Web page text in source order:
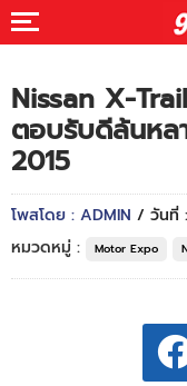
Nissan X-
ตอบรับดีล้นหล
2015
โพสโดย : ADMIN / วันที่
หมวดหมู่ :
Motor Expo